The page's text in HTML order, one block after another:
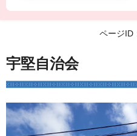
ページID
宇堅自治会